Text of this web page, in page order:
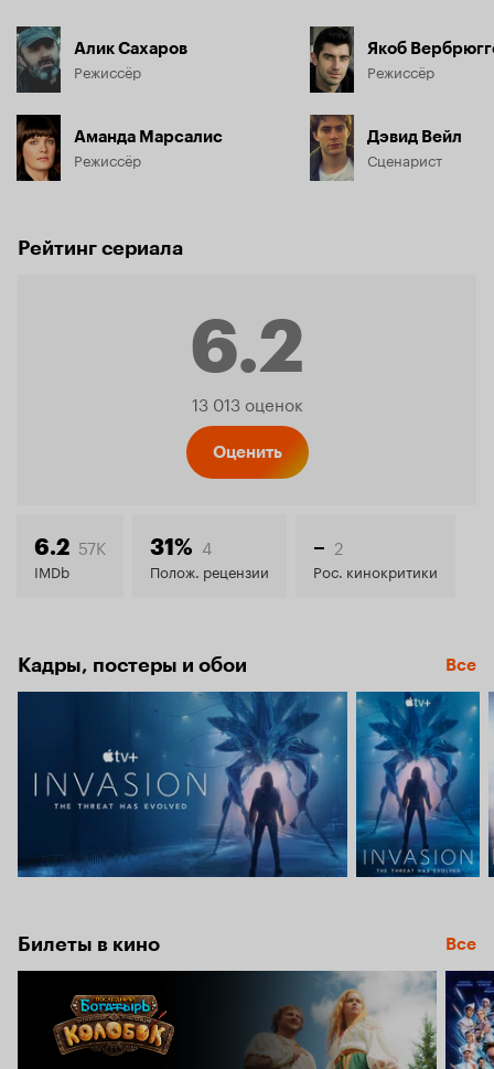
Алик Сахаров
Режиссёр
Аманда Марсалис
Режиссёр
Якоб
Режиссёр
Дэвид Вейл
Сценарист
Рейтинг сериала
6.2
Рейтинг
6.2
13 013 оценок
Оценить
6.2 57K
IMDb
31% 4
Полож. рецензии
– 2
Рос. кинокритики
Кадры, постеры и обои Все
Билеты в кино Все